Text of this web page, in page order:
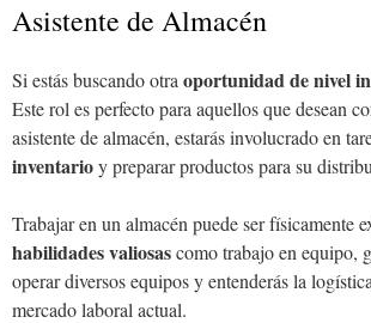
Asistente de Almacén
Si estás buscando otra oportunidad de nivel
Este rol es perfecto para aquellos que desean
asistente de almacén, estarás involucrado en
inventarioy preparar productos para su
Trabajar en un almacén puede ser físicamente
habilidades valiosascomo trabajo en equipo,
operar diversos equipos y entenderás la
mercado laboral actual.